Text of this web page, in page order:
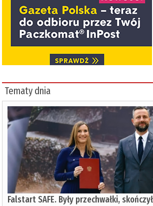
Tematy dnia
Falstart SAFE. Były przechwałki,